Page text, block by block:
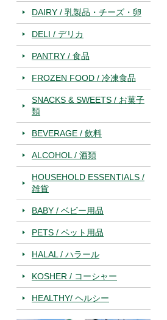
DAIRY / 乳製品・チーズ・卵
DELI / デリカ
PANTRY / 食品
FROZEN FOOD / 冷凍食品
SNACKS & SWEETS / お菓子
類
BEVERAGE / 飲料
ALCOHOL / 酒類
HOUSEHOLD ESSENTIALS /
雑貨
BABY / ベビー用品
PETS / ペット用品
HALAL / ハラール
KOSHER / コーシャー
HEALTHY/ ヘルシー